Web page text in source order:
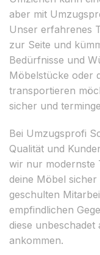
aber mit
Unser erfahrenes
zur Seite und
Bedürfnisse und
Möbelstücke oder
transportieren
sicher und
Bei Umzugsprofi
Qualität und
wir nur modernste
deine Möbel
geschulten
empfindlichen
diese
ankommen.